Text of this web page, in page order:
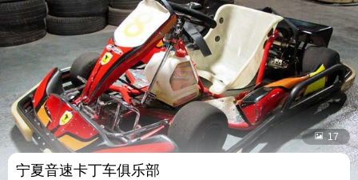
 17
宁夏音速卡丁车俱乐部
